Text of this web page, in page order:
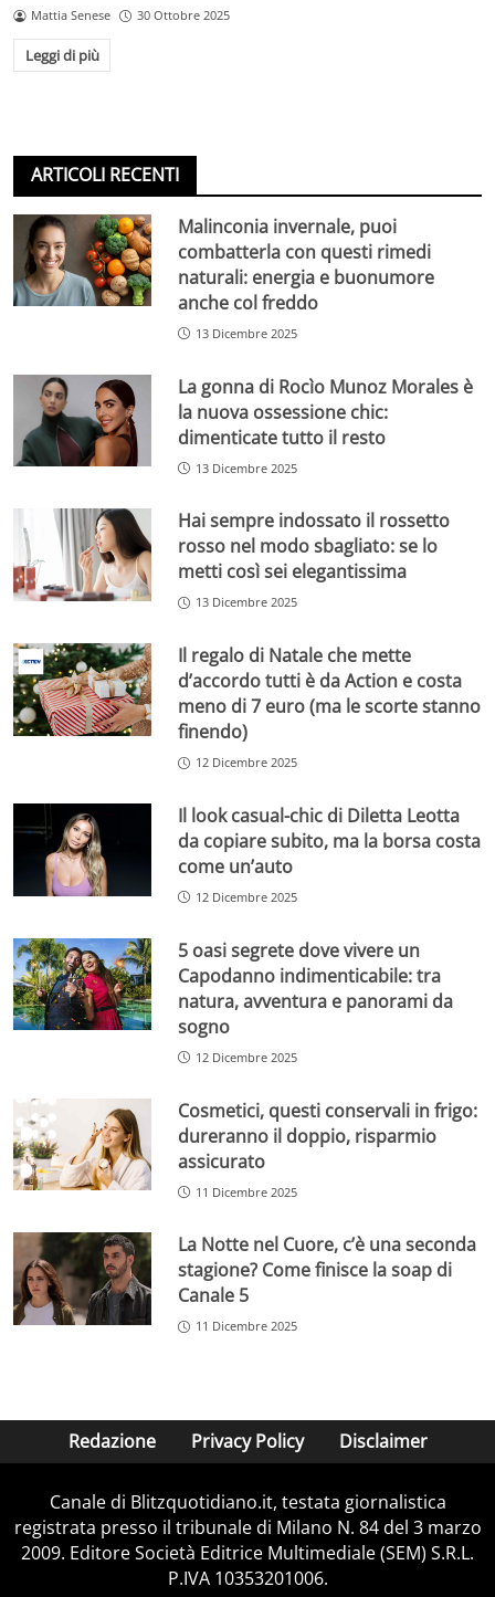
Mattia Senese 30 Ottobre 2025
Leggi di più
ARTICOLI RECENTI
Malinconia invernale, puoi
combatterla con questi rimedi
naturali: energia e buonumore
anche col freddo
13 Dicembre 2025
La gonna di Rocìo Munoz Morales è
la nuova ossessione chic:
dimenticate tutto il resto
13 Dicembre 2025
Hai sempre indossato il rossetto
rosso nel modo sbagliato: se lo
metti così sei elegantissima
13 Dicembre 2025
Il regalo di Natale che mette
d’accordo tutti è da Action e costa
meno di 7 euro (ma le scorte stanno
finendo)
12 Dicembre 2025
Il look casual-chic di Diletta Leotta
da copiare subito, ma la borsa costa
come un’auto
12 Dicembre 2025
5 oasi segrete dove vivere un
Capodanno indimenticabile: tra
natura, avventura e panorami da
sogno
12 Dicembre 2025
Cosmetici, questi conservali in frigo:
dureranno il doppio, risparmio
assicurato
11 Dicembre 2025
La Notte nel Cuore, c’è una seconda
stagione? Come finisce la soap di
Canale 5
11 Dicembre 2025
Redazione Privacy Policy Disclaimer
Canale di Blitzquotidiano.it, testata giornalistica
registrata presso il tribunale di Milano N. 84 del 3 marzo
2009. Editore Società Editrice Multimediale (SEM) S.R.L.
P.IVA 10353201006.